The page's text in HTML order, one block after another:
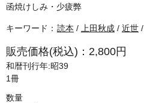
函焼けしみ・少疲弊
キーワード： 読本 / 上田秋成 / 近世 /
販売価格(税込)：2,800円
和暦刊行年:昭39
1冊
数量